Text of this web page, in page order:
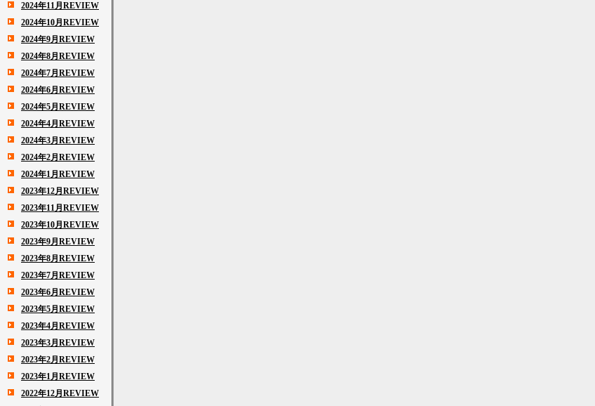
2024年11月REVIEW
2024年10月REVIEW
2024年9月REVIEW
2024年8月REVIEW
2024年7月REVIEW
2024年6月REVIEW
2024年5月REVIEW
2024年4月REVIEW
2024年3月REVIEW
2024年2月REVIEW
2024年1月REVIEW
2023年12月REVIEW
2023年11月REVIEW
2023年10月REVIEW
2023年9月REVIEW
2023年8月REVIEW
2023年7月REVIEW
2023年6月REVIEW
2023年5月REVIEW
2023年4月REVIEW
2023年3月REVIEW
2023年2月REVIEW
2023年1月REVIEW
2022年12月REVIEW